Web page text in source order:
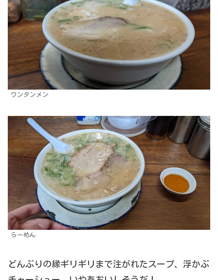
ワンタンメン
らーめん
どんぶりの縁ギリギリまで注がれたスープ、浮かぶ